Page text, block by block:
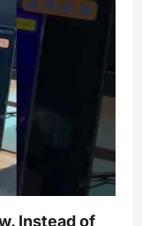
Instead of